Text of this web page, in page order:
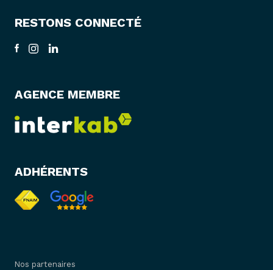
RESTONS CONNECTÉ
AGENCE MEMBRE
ADHÉRENTS
Nos partenaires